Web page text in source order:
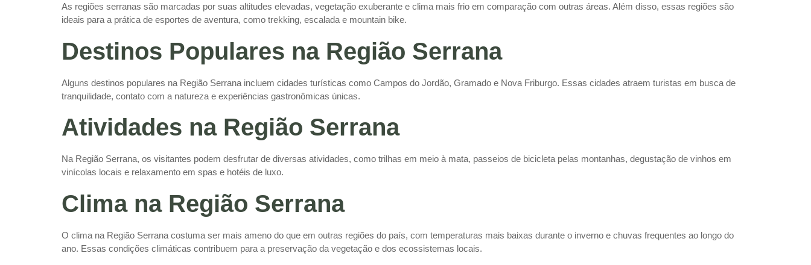
As regiões serranas são marcadas por suas altitudes elevadas, vegetação exuberante e clima mais frio em comparação com outras áreas. Além disso, essas regiões são
ideais para a prática de esportes de aventura, como trekking, escalada e mountain bike.
Destinos Populares na Região Serrana
Alguns destinos populares na Região Serrana incluem cidades turísticas como Campos do Jordão, Gramado e Nova Friburgo. Essas cidades atraem turistas em busca de
tranquilidade, contato com a natureza e experiências gastronômicas únicas.
Atividades na Região Serrana
Na Região Serrana, os visitantes podem desfrutar de diversas atividades, como trilhas em meio à mata, passeios de bicicleta pelas montanhas, degustação de vinhos em
vinícolas locais e relaxamento em spas e hotéis de luxo.
Clima na Região Serrana
O clima na Região Serrana costuma ser mais ameno do que em outras regiões do país, com temperaturas mais baixas durante o inverno e chuvas frequentes ao longo do
ano. Essas condições climáticas contribuem para a preservação da vegetação e dos ecossistemas locais.